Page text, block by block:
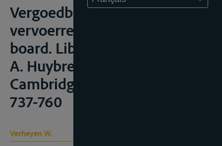
Vergoedbare schade in het
vervoerrecht“, in Free on
board. Liber Amicorum Marc
A. Huybrechts, Antwerpen-
Cambridge, Intersentia, 2011,
737-760
Verheyen W.